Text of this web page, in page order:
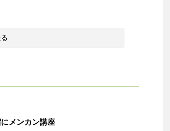
メンカン講座